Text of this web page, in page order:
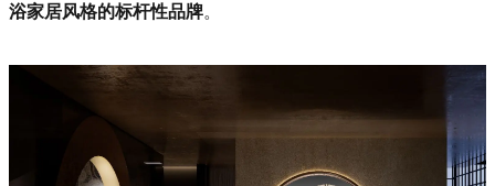
浴家居风格的标杆性品牌。